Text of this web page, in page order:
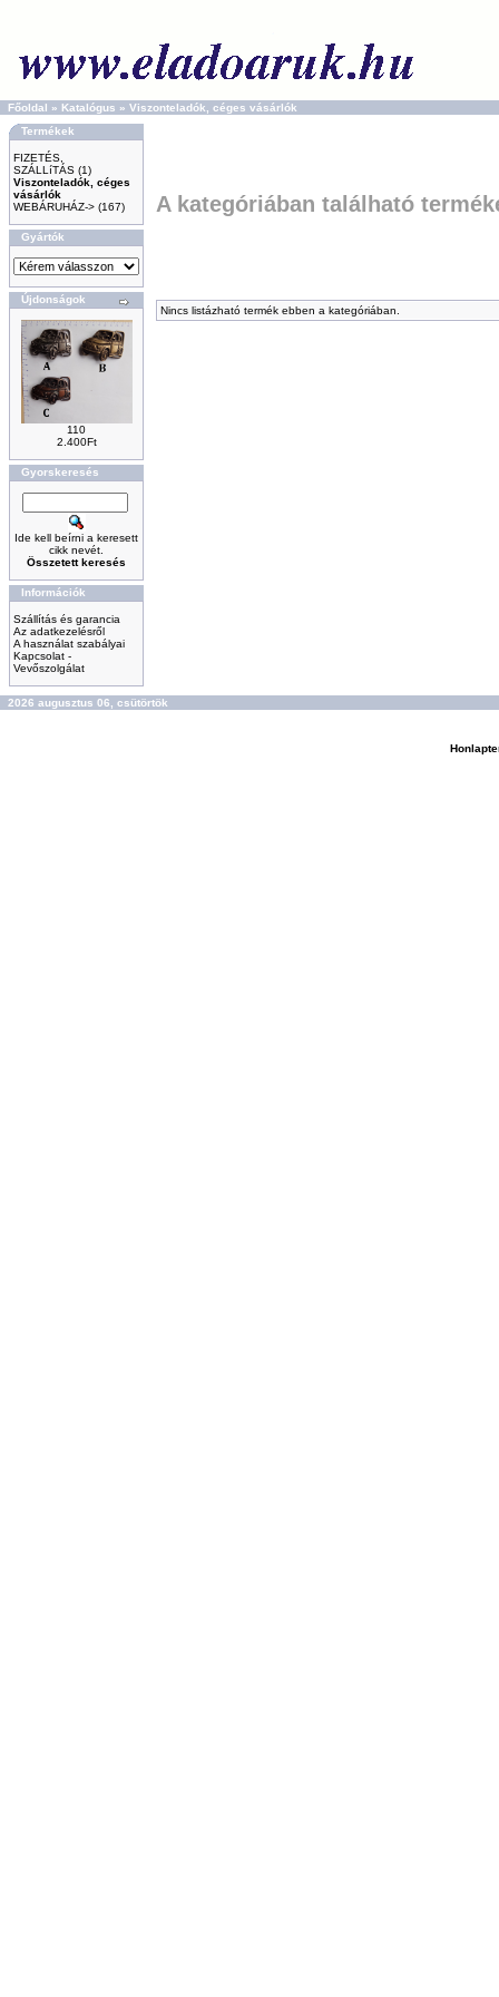
Főoldal » Katalógus » Viszonteladók, céges vásárlók
Termékek
FIZETÉS,
SZÁLLíTÁS (1)
Viszonteladók, céges
vásárlók
WEBÁRUHÁZ-> (167)
Gyártók
Újdonságok
110
2.400Ft
Gyorskeresés
Ide kell beírni a keresett
cikk nevét.
Összetett keresés
Információk
Szállítás és garancia
Az adatkezelésről
A használat szabályai
Kapcsolat -
Vevőszolgálat
A kategóriában található
Nincs listázható termék ebben a kategóriában.
2026 augusztus 06, csütörtök